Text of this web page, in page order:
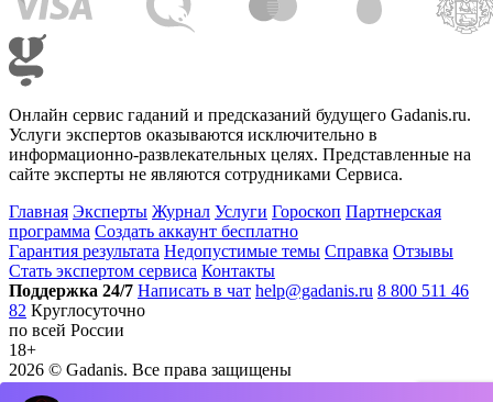
Онлайн сервис гаданий и предсказаний будущего Gadanis.ru.
Услуги экспертов оказываются исключительно в
информационно-развлекательных целях. Представленные на
сайте эксперты не являются сотрудниками Сервиса.
Главная Эксперты Журнал Услуги Гороскоп Партнерская
программа Создать аккаунт бесплатно
Гарантия результата Недопустимые темы Справка Отзывы
Стать экспертом сервиса Контакты
Поддержка 24/7 Написать в чат help@gadanis.ru 8 800 511 46
82 Круглосуточно
по всей России
18+
2026 © Gadanis. Все права защищены